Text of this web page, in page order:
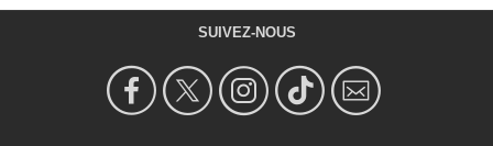
SUIVEZ-NOUS